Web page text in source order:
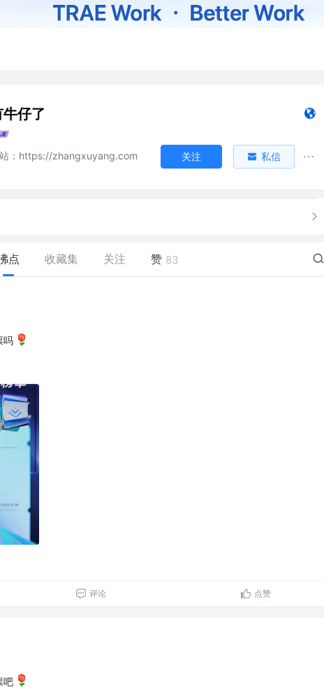
仔了
：https://zhangxuyang.com 关注 私信
点 收藏集 关注 赞 83
吗
评论 点赞
吧